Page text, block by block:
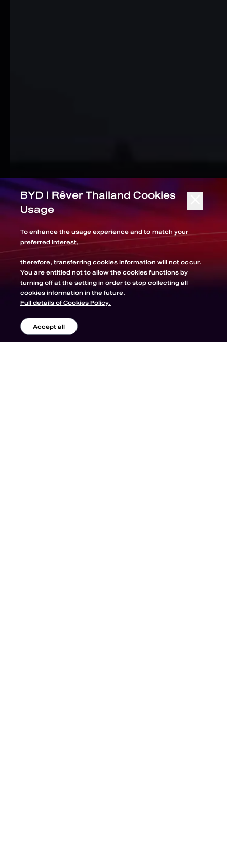
BYD l Rêver Thailand Cookies
Usage
To enhance the usage experience and to match your
preferred interest,
therefore, transferring cookies information will not occur.
You are entitled not to allow the cookies functions by
turning off at the setting in order to stop collecting all
cookies information in the future.
Full details of Cookies Policy.
Accept all